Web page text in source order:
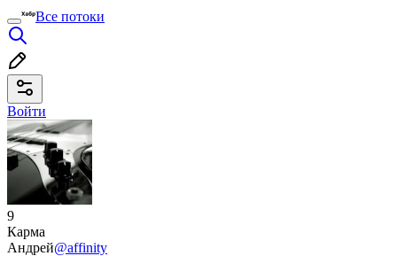
Все потоки
Войти
9
Карма
Андрей@affinity